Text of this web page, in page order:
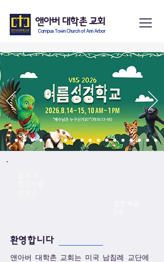
앤아버 ​ 대학촌 교회
Campus Town Church of Ann Arbor
​환영합니다
앤아버 대학촌 교회는 미국 남침례 교단에